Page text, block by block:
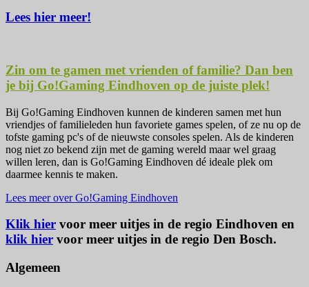
Lees hier meer!
Zin om te gamen met vrienden of familie? Dan ben
je bij Go!Gaming Eindhoven op de juiste plek!
Bij Go!Gaming Eindhoven kunnen de kinderen samen met hun
vriendjes of familieleden hun favoriete games spelen, of ze nu op de
tofste gaming pc's of de nieuwste consoles spelen. Als de kinderen
nog niet zo bekend zijn met de gaming wereld maar wel graag
willen leren, dan is Go!Gaming Eindhoven dé ideale plek om
daarmee kennis te maken.
Lees meer over Go!Gaming Eindhoven
Klik hier voor meer uitjes in de regio Eindhoven en
klik hier voor meer uitjes in de regio Den Bosch.
Algemeen